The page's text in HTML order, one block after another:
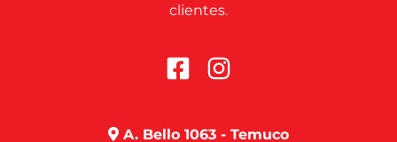
clientes.
A. Bello 1063 - Temuco